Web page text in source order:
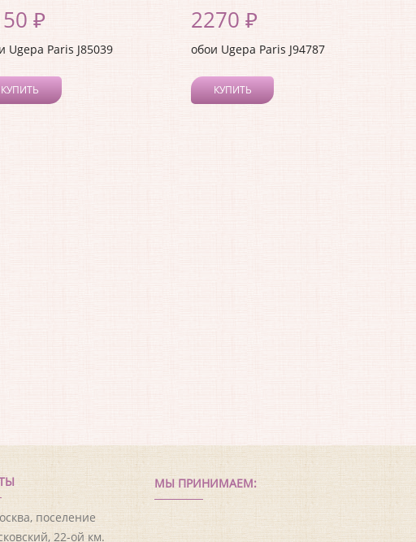
₽
Ugepa Paris J85039
КУПИТЬ
2270 ₽
обои Ugepa Paris J94787
КУПИТЬ
поселение
22-ой км.
МЫ ПРИНИМАЕМ: